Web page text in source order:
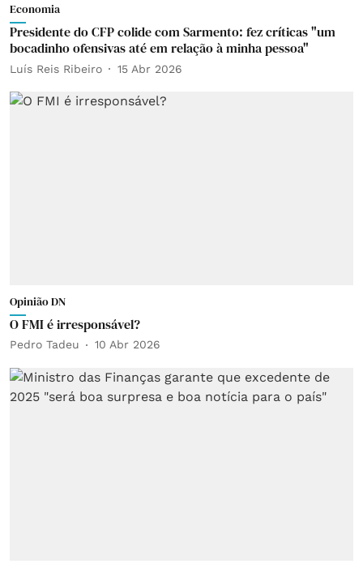
Economia
Presidente do CFP colide com Sarmento: fez críticas "um
bocadinho ofensivas até em relação à minha pessoa"
Luís Reis Ribeiro 15 Abr 2026
Opinião DN
O FMI é irresponsável?
Pedro Tadeu 10 Abr 2026